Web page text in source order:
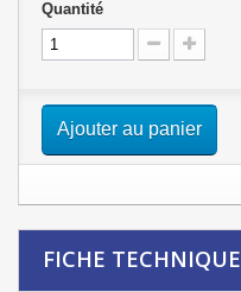
Quantité
Ajouter au panier
FICHE TECHNIQUE